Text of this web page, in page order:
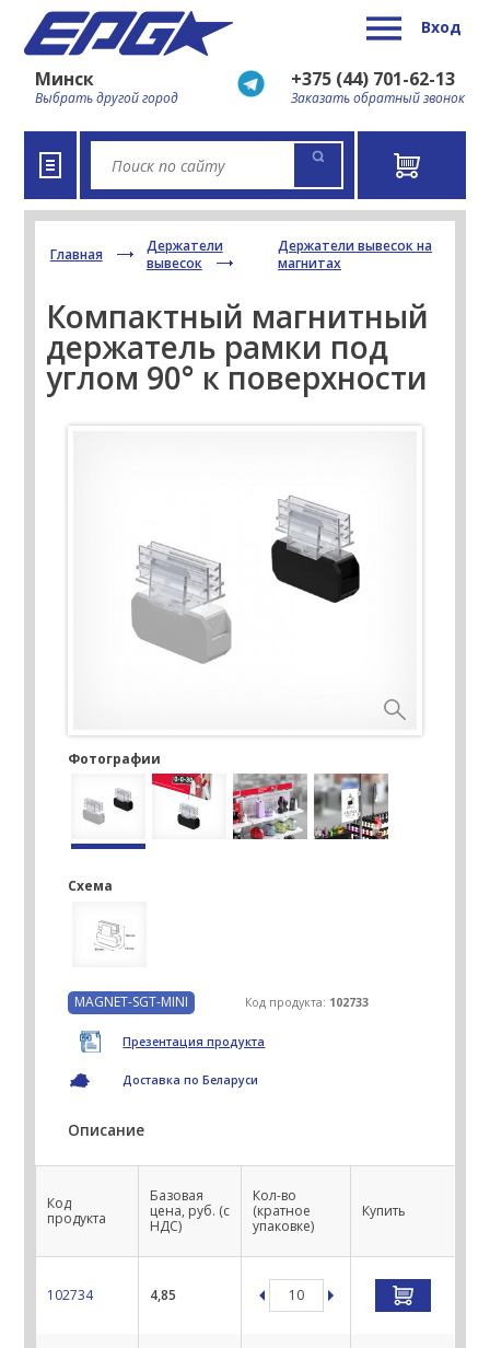
Вход
Минск
Выбрать другой город
+375 (44) 701-62-13
Заказать обратный звонок
Главная
Держатели
вывесок
Держатели вывесок на
магнитах
Компактный магнитный
держатель рамки под
углом 90° к поверхности
Фотографии
Схема
MAGNET-SGT-MINI Код продукта: 102733
Презентация продукта
Доставка по Беларуси
Описание
Код
продукта
Базовая
цена, руб. (с
НДС)
Кол-во
(кратное
упаковке)
Купить
102734 4,85